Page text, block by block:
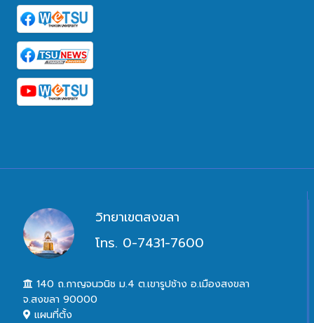
วิทยาเขตสงขลา
โทร. 0-7431-7600
140 ถ.กาญจนวนิช ม.4 ต.เขารูปช้าง อ.เมืองสงขลา
จ.สงขลา 90000
แผนที่ตั้ง